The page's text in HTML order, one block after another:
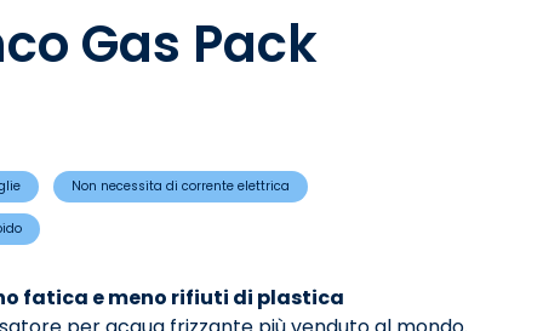
Gas Pack
Non necessita di corrente elettrica
fatica e meno rifiuti di plastica